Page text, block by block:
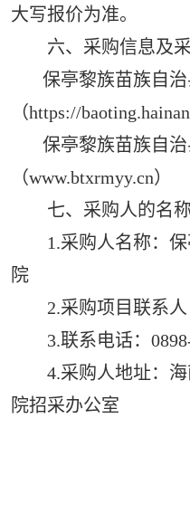
大写报价为准。
六、采购信息及采
保亭黎族苗族自治
（https://
保亭黎族苗族自治
（www.btxrmyy.cn）
七、采购人的名称
1.采购人名称：保
院
2.采购项目联系人
3.联系电话：0898-
4.采购人地址：海
院招采办公室
保